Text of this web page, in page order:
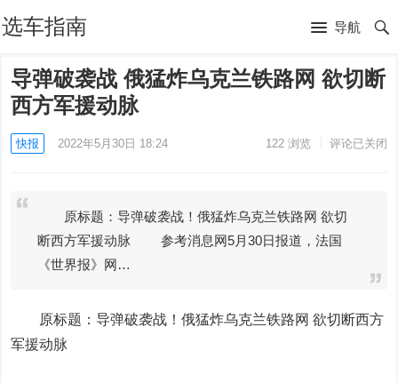
选车指南 导航
导弹破袭战 俄猛炸乌克兰铁路网 欲切断
西方军援动脉
快报 2022年5月30日 18:24 122浏览 评论已关闭
原标题：导弹破袭战！俄猛炸乌克兰铁路网 欲切
断西方军援动脉 参考消息网5月30日报道，法国
《世界报》网…
原标题：导弹破袭战！俄猛炸乌克兰铁路网 欲切断西方
军援动脉